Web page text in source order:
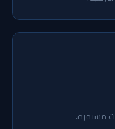
مستمرة.